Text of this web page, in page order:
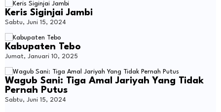
Keris Siginjai Jambi
Sabtu, Juni 15, 2024
Kabupaten Tebo
Jumat, Januari 10, 2025
Wagub Sani: Tiga Amal Jariyah Yang Tidak
Pernah Putus
Sabtu, Juni 15, 2024